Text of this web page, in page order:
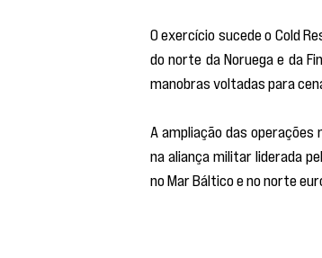
O exercício sucede o Cold
do norte da Noruega e da
manobras voltadas para
A ampliação das operações
na aliança militar liderada
no Mar Báltico e no norte